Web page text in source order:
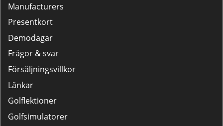
Manufacturers
Presentkort
Demodagar
Frågor & svar
Försäljningsvillkor
Länkar
Golflektioner
Golfsimulatorer